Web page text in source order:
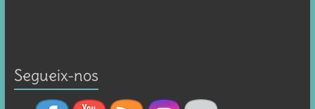
Segueix-nos